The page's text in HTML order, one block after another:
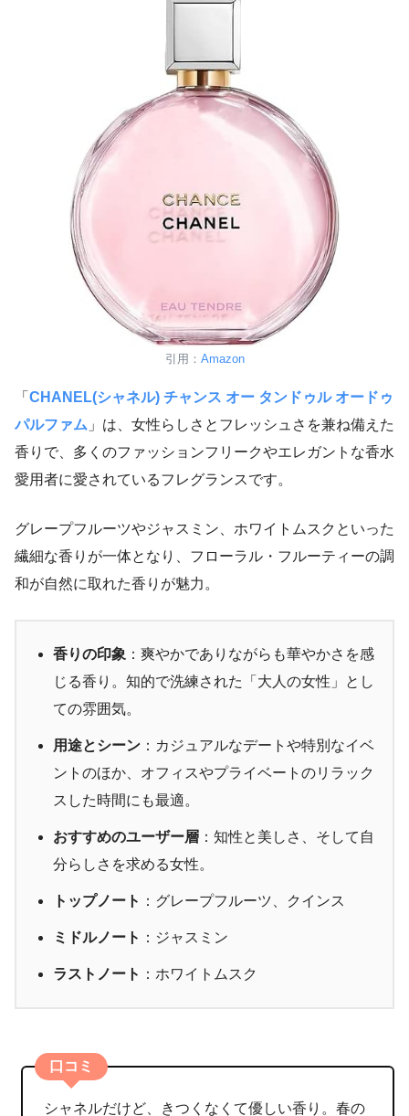
引用： Amazon
「 CHANEL(シャネル) チャンス オー タンドゥル オードゥ
パルファム 」は、女性らしさとフレッシュさを兼ね備えた
香りで、多くのファッションフリークやエレガントな香水
愛用者に愛されているフレグランスです。
グレープフルーツやジャスミン、ホワイトムスクといった
繊細な香りが一体となり、フローラル・フルーティーの調
和が自然に取れた香りが魅力。
香りの印象 ：爽やかでありながらも華やかさを感
じる香り。知的で洗練された「大人の女性」とし
ての雰囲気。
用途とシーン ：カジュアルなデートや特別なイベ
ントのほか、オフィスやプライベートのリラック
スした時間にも最適。
おすすめのユーザー層 ：知性と美しさ、そして自
分らしさを求める女性。
トップノート ：グレープフルーツ、クインス
ミドルノート ：ジャスミン
ラストノート ：ホワイトムスク
口コミ
シャネルだけど、きつくなくて優しい香り。春の